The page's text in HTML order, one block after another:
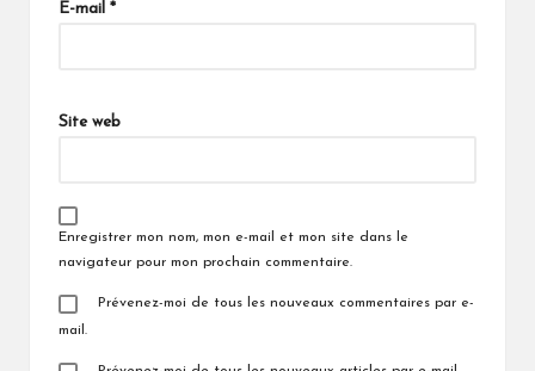
E-mail *
Site web
Enregistrer mon nom, mon e-mail et mon site dans le
navigateur pour mon prochain commentaire.
Prévenez-moi de tous les nouveaux commentaires par e-
mail.